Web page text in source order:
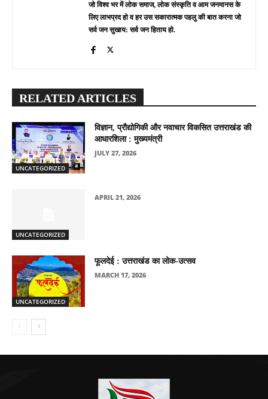
जो विश्व भर में लोक समाज, लोक संस्कृति व आम जनमानस के
लिए लाभप्रद हो व हर उस सकारात्मक पहलु की बात करना जो
सर्व जन सुखाय: सर्व जन हिताय हो.
RELATED ARTICLES
UNCATEGORIZED
विज्ञान, प्रौद्योगिकी और नवाचार विकसित उत्तराखंड की
आधारशिला : मुख्यमंत्री
JULY 27, 2026
UNCATEGORIZED
APRIL 21, 2026
UNCATEGORIZED
फूलदेई : उत्तराखंड का लोक-उत्सव
MARCH 17, 2026